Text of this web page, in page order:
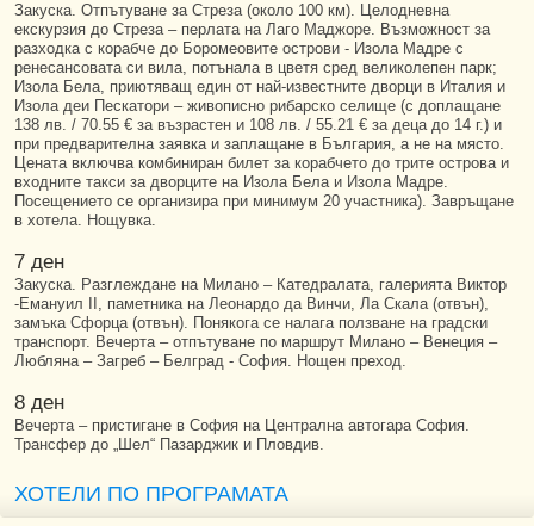
Закуска. Отпътуване за Стреза (около 100 км). Целодневна
екскурзия до Стреза – перлата на Лаго Маджоре. Възможност за
разходка с корабче до Боромеовите острови - Изола Мадре с
ренесансовата си вила, потънала в цветя сред великолепен парк;
Изола Бела, приютяващ един от най-известните дворци в Италия и
Изола деи Пескатори – живописно рибарско селище (с доплащане
138 лв. / 70.55 € за възрастен и 108 лв. / 55.21 € за деца до 14 г.) и
при предварителна заявка и заплащане в България, а не на място.
Цената включва комбиниран билет за корабчето до трите острова и
входните такси за дворците на Изола Бела и Изола Мадре.
Посещението се организира при минимум 20 участника). Завръщане
в хотела. Нощувка.
7 ден
Закуска. Разглеждане на Милано – Катедралата, галерията Виктор
-Емануил II, паметника на Леонардо да Винчи, Ла Скала (отвън),
замъка Сфорца (отвън). Понякога се налага ползване на градски
транспорт. Вечерта – отпътуване по маршрут Милано – Венеция –
Любляна – Загреб – Белград - София. Нощен преход.
8 ден
Вечерта – пристигане в София на Централна автогара София.
Трансфер до „Шел“ Пазарджик и Пловдив.
ХОТЕЛИ ПО ПРОГРАМАТА